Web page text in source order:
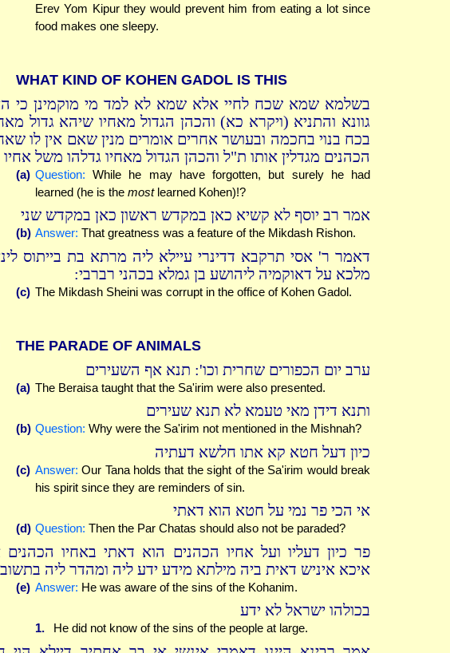
Erev Yom Kipur they would prevent him from eating a lot since
food makes one sleepy.
WHAT KIND OF KOHEN GADOL IS THIS
בשלמא שמא שכח לחיי אלא שמא לא למד מי מוקמינן כי
גוונא והתניא (ויקרא כא) והכהן הגדול מאחיו שיהא גדול
בכח בנוי בחכמה ובעושר אחרים אומרים מנין שאם אין לו
הכהנים מגדלין אותו ת"ל והכהן הגדול מאחיו גדלהו משל אחיו
(a) Question: While he may have forgotten, but surely he had
learned (he is the mostlearned Kohen)!?
אמר רב יוסף לא קשיא כאן במקדש ראשון כאן במקדש שני
(b) Answer: That greatness was a feature of the Mikdash Rishon.
דאמר ר' אסי תרקבא דדינרי עיילא ליה מרתא בת בייתוס
מלכא על דאוקמיה ליהושע בן גמלא בכהני רברבי:
(c) The Mikdash Sheini was corrupt in the office of Kohen Gadol.
THE PARADE OF ANIMALS
ערב יום הכפורים שחרית וכו': תנא אף השעירים
(a) The Beraisa taught that the Sa'irim were also presented.
ותנא דידן מאי טעמא לא תנא שעירים
(b) Question: Why were the Sa'irim not mentioned in the Mishnah?
כיון דעל חטא קא אתו חלשא דעתיה
(c) Answer: Our Tana holds that the sight of the Sa'irim would break
his spirit since they are reminders of sin.
אי הכי פר נמי על חטא הוא דאתי
(d) Question: Then the Par Chatas should also not be paraded?
פר כיון דעליו ועל אחיו הכהנים הוא דאתי באחיו הכהנים
איכא איניש דאית ביה מילתא מידע ידע ליה ומהדר ליה
(e) Answer: He was aware of the sins of the Kohanim.
בכולהו ישראל לא ידע
1. He did not know of the sins of the people at large.